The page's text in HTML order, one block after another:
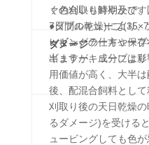
く色合いも鮮やかです
●ダブルキューブ
レギューラーキュー
ギュラーキューブよ
用価値が高く、大半
後、配混合飼料として
ァの刈取り時期及び
7日間の乾燥)により、
ービングの仕方や保
出ますが、成分には
ダメージ
刈取り後の天日乾燥
るダメージ)を受ける
ュービングしても色